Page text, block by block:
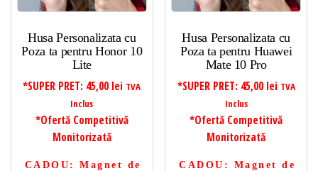
Husa Personalizata cu
Poza ta pentru Honor 10
Lite
*SUPER PRET: 45,00 lei TVA
Inclus
*Ofertă Competitivă
Monitorizată
CADOU : Magnet de
Husa Personalizata cu
Poza ta pentru Huawei
Mate 10 Pro
*SUPER PRET: 45,00 lei TVA
Inclus
*Ofertă Competitivă
Monitorizată
CADOU : Magnet de